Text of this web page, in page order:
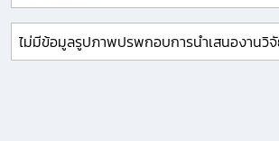
ไม่มีข้อมูลรูปภาพปรพกอบการนำเสนองานวิ